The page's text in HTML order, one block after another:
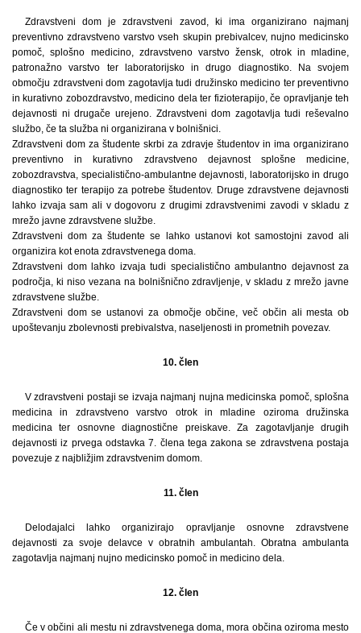
Zdravstveni dom je zdravstveni zavod, ki ima organizirano najmanj
preventivno zdravstveno varstvo vseh skupin prebivalcev, nujno medicinsko
pomoč, splošno medicino, zdravstveno varstvo žensk, otrok in mladine,
patronažno varstvo ter laboratorijsko in drugo diagnostiko. Na svojem
območju zdravstveni dom zagotavlja tudi družinsko medicino ter preventivno
in kurativno zobozdravstvo, medicino dela ter fizioterapijo, če opravljanje teh
dejavnosti ni drugače urejeno. Zdravstveni dom zagotavlja tudi reševalno
službo, če ta služba ni organizirana v bolnišnici.
Zdravstveni dom za študente skrbi za zdravje študentov in ima organizirano
preventivno in kurativno zdravstveno dejavnost splošne medicine,
zobozdravstva, specialistično-ambulantne dejavnosti, laboratorijsko in drugo
diagnostiko ter terapijo za potrebe študentov. Druge zdravstvene dejavnosti
lahko izvaja sam ali v dogovoru z drugimi zdravstvenimi zavodi v skladu z
mrežo javne zdravstvene službe.
Zdravstveni dom za študente se lahko ustanovi kot samostojni zavod ali
organizira kot enota zdravstvenega doma.
Zdravstveni dom lahko izvaja tudi specialistično ambulantno dejavnost za
področja, ki niso vezana na bolnišnično zdravljenje, v skladu z mrežo javne
zdravstvene službe.
Zdravstveni dom se ustanovi za območje občine, več občin ali mesta ob
upoštevanju zbolevnosti prebivalstva, naseljenosti in prometnih povezav.
10. člen
V zdravstveni postaji se izvaja najmanj nujna medicinska pomoč, splošna
medicina in zdravstveno varstvo otrok in mladine oziroma družinska
medicina ter osnovne diagnostične preiskave. Za zagotavljanje drugih
dejavnosti iz prvega odstavka 7. člena tega zakona se zdravstvena postaja
povezuje z najbližjim zdravstvenim domom.
11. člen
Delodajalci lahko organizirajo opravljanje osnovne zdravstvene
dejavnosti za svoje delavce v obratnih ambulantah. Obratna ambulanta
zagotavlja najmanj nujno medicinsko pomoč in medicino dela.
12. člen
Če v občini ali mestu ni zdravstvenega doma, mora občina oziroma mesto